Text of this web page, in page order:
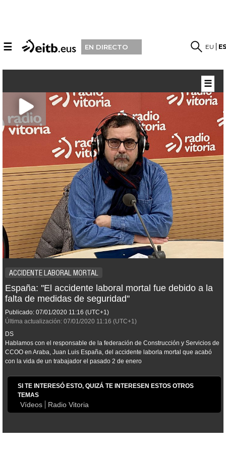
☰ EN DIRECTO EU
ACCIDENTE LABORAL MORTAL
España: ''El accidente laboral mortal fue debido a la
falta de medidas de seguridad''
Publicado: 07/01/2020 11:16 (UTC+1)
Última actualización: 07/01/2020 11:16 (UTC+1)
DS
Hablamos con el responsable de la federación de Construcción y Servicios de
CCOO en Araba, Juan Luis España, del accidente laborla mortal que acabó
con la vida de un trabajador el pasado 2 de enero
SI TE INTERESÓ ESTO, QUIZÁ TE INTERESEN ESTOS OTROS
TEMAS
Vídeos Radio Vitoria
☰